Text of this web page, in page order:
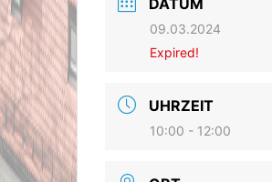
DATUM
09.03.2024
Expired!
UHRZEIT
10:00 - 12:00